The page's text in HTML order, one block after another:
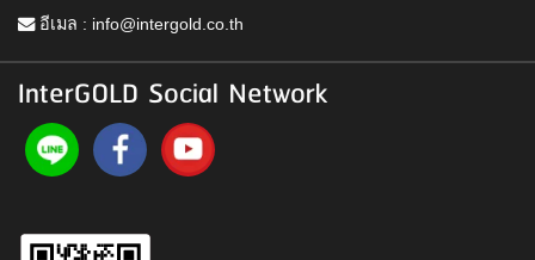
อีเมล : info@intergold.co.th
InterGOLD Social Network